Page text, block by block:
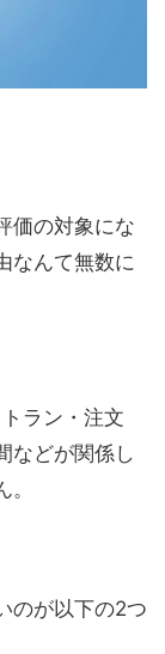
価の対象にな
なんて無数に
ラン・注文
などが関係し
のが以下の2つ